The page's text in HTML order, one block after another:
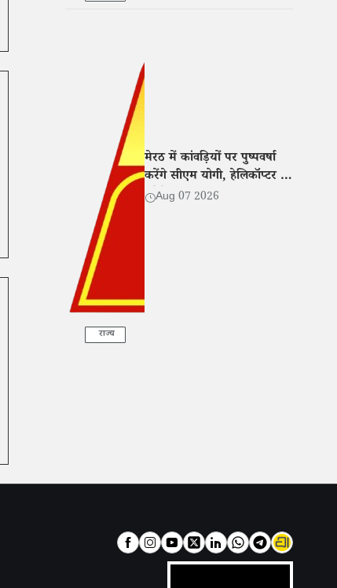
राज्य
मेरठ में कांवड़ियों पर पुष्पवर्षा
करेंगे सीएम योगी, हेलिकॉप्टर से
करेंगे यात्रा मार्ग का हवाई
Aug 07 2026